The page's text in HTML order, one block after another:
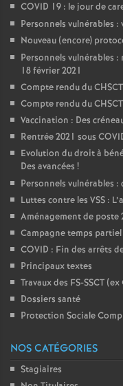
COVID 19 : le jour de
Personnels vulnérables
Nouveau (encore)
Personnels vulnérables
18 février 2021
Compte rendu du
Compte rendu du
Vaccination : Des
Rentrée 2021 sous
Evolution du droit à
Des avancées !
Personnels vulnérables
Luttes contre les VSS :
Aménagement de poste
Campagne temps
COVID : Fin des arrêts
Principaux textes
Travaux des FS-SSCT (ex
Dossiers santé
Protection Sociale
NOS CATÉGORIES
Stagiaires